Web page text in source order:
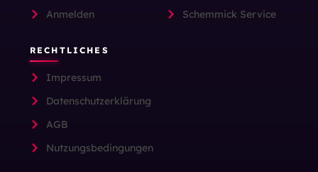
Anmelden
Schemmick Service
RECHTLICHES
Impressum
Datenschutzerklärung
AGB
Nutzungsbedingungen